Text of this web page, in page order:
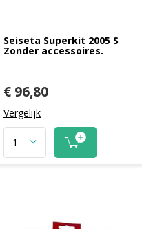
Seiseta Superkit 2005 S
Zonder accessoires.
€ 96,80
Vergelijk